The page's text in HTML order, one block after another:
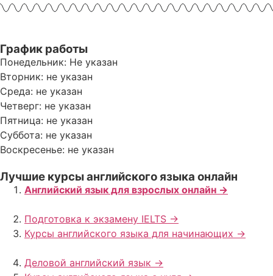
График работы
Понедельник: Не указан
Вторник: не указан
Среда: не указан
Четверг: не указан
Пятница: не указан
Суббота: не указан
Воскресенье: не указан
Лучшие курсы английского языка онлайн
Английский язык для взрослых онлайн ->
Подготовка к экзамену IELTS ->
Курсы английского языка для начинающих ->
Деловой английский язык ->